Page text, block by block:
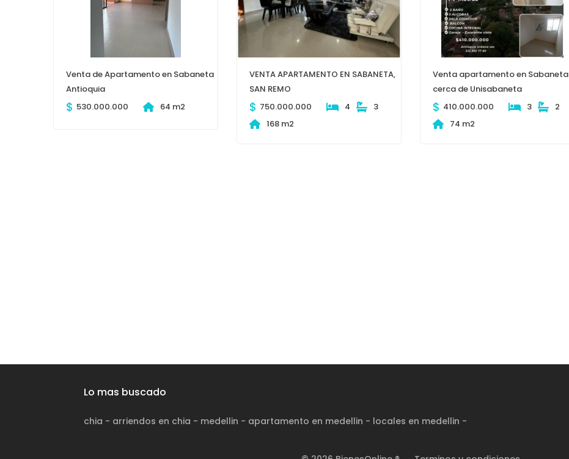
Venta de Apartamento en Sabaneta
Antioquia
$ 530.000.000 64 m2
VENTA APARTAMENTO EN SABANETA,
SAN REMO
$ 750.000.000 4
3
168 m2
Venta apartamento en Sabaneta
cerca de Unisabaneta
$ 410.000.000 3
2
74 m2
Lo mas buscado
chia - arriendos en chia - medellin - apartamento en medellin - locales en medellin -